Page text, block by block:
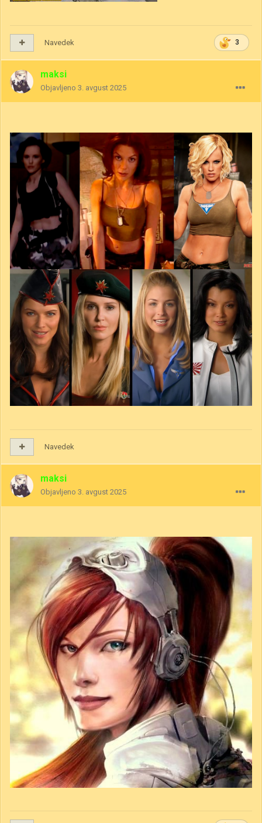
3
Navedek
maksi
Objavljeno 3. avgust 2025
Navedek
maksi
Objavljeno 3. avgust 2025